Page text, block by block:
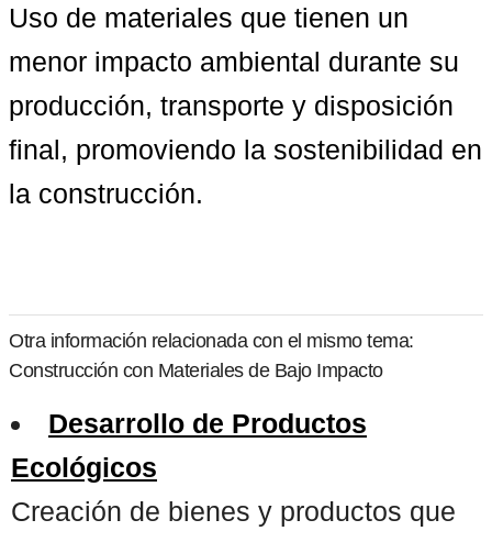
Uso de materiales que tienen un
menor impacto ambiental durante su
producción, transporte y disposición
final, promoviendo la sostenibilidad en
la construcción.
Otra información relacionada con el mismo tema:
Construcción con Materiales de Bajo Impacto
Desarrollo de Productos
Ecológicos
Creación de bienes y productos que